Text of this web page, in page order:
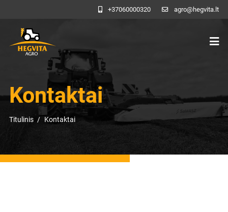
+37060000320 agro@hegvita.lt
Kontaktai
Titulinis Kontaktai